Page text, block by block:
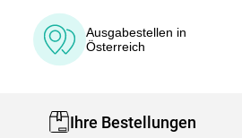
Ausgabestellen in
Österreich
Ihre Bestellungen